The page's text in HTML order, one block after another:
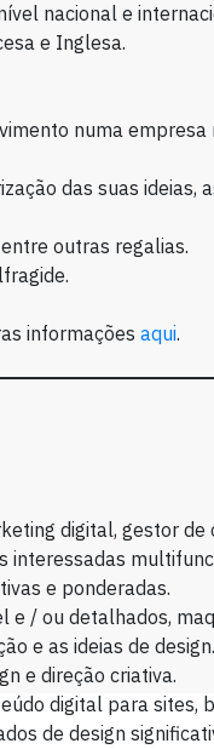
nacional e
e Inglesa.
numa
das suas ideias,
outras regalias.
informações aqui.
digital, gestor de
interessadas
e ponderadas.
e / ou detalhados,
e as ideias de design.
e direção criativa.
digital para sites,
de design